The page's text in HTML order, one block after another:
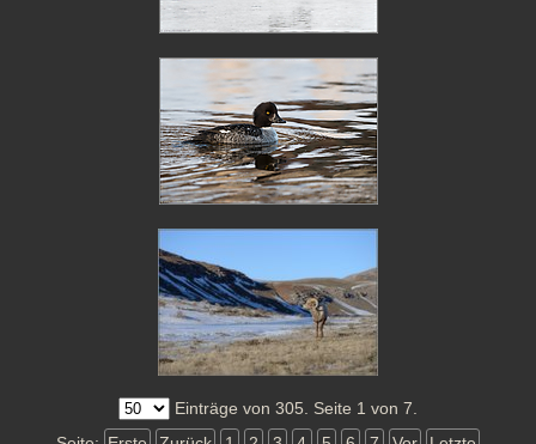
Einträge von 305. Seite 1 von 7.